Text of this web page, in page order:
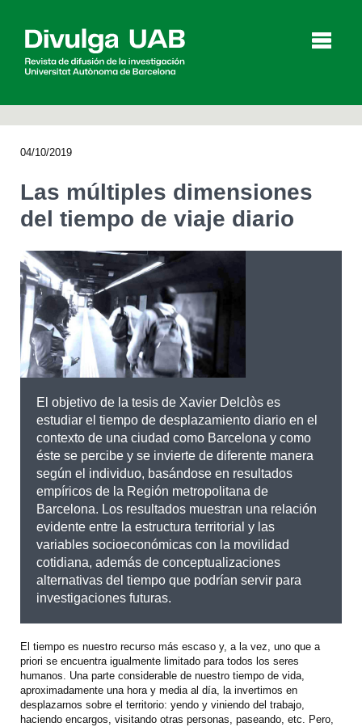
English Català
BUSCAR
04/10/2019
Las múltiples dimensiones
del tiempo de viaje diario
El objetivo de la tesis de Xavier Delclòs es
estudiar el tiempo de desplazamiento diario en el
contexto de una ciudad como Barcelona y como
éste se percibe y se invierte de diferente manera
según el individuo, basándose en resultados
empíricos de la Región metropolitana de
Barcelona. Los resultados muestran una relación
evidente entre la estructura territorial y las
variables socioeconómicas con la movilidad
cotidiana, además de conceptualizaciones
alternativas del tiempo que podrían servir para
investigaciones futuras.
El tiempo es nuestro recurso más escaso y, a la vez, uno que a
priori se encuentra igualmente limitado para todos los seres
humanos. Una parte considerable de nuestro tiempo de vida,
aproximadamente una hora y media al día, la invertimos en
desplazarnos sobre el territorio: yendo y viniendo del trabajo,
haciendo encargos, visitando otras personas, paseando, etc. Pero,